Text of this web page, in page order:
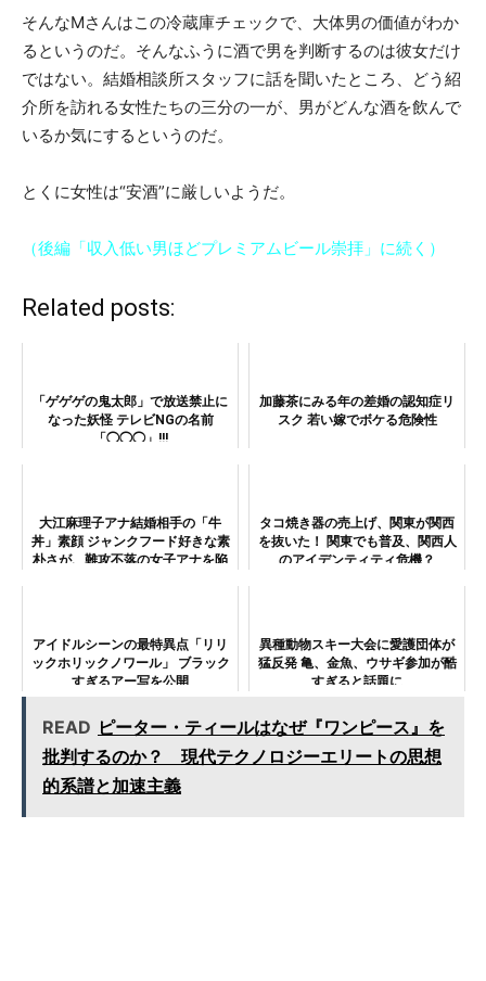
そんなMさんはこの冷蔵庫チェックで、大体男の価値がわか
るというのだ。そんなふうに酒で男を判断するのは彼女だけ
ではない。結婚相談所スタッフに話を聞いたところ、どう紹
介所を訪れる女性たちの三分の一が、男がどんな酒を飲んで
いるか気にするというのだ。
とくに女性は“安酒”に厳しいようだ。
（後編「収入低い男ほどプレミアムビール崇拝」に続く）
Related posts:
「ゲゲゲの鬼太郎」で放送禁止に
なった妖怪 テレビNGの名前
「◯◯◯」!!!
加藤茶にみる年の差婚の認知症リ
スク 若い嫁でボケる危険性
大江麻理子アナ結婚相手の「牛
丼」素顔 ジャンクフード好きな素
朴さが、難攻不落の女子アナを陥
タコ焼き器の売上げ、関東が関西
を抜いた！ 関東でも普及、関西人
のアイデンティティ危機？
アイドルシーンの最特異点「リリ
ックホリックノワール」 ブラック
すぎるアー写を公開
異種動物スキー大会に愛護団体が
猛反発 亀、金魚、ウサギ参加が酷
すぎると話題に
READ ピーター・ティールはなぜ『ワンピース』を
批判するのか？ 現代テクノロジーエリートの思想
的系譜と加速主義